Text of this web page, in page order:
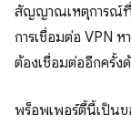
สัญญาณเหตุการณ์ที่
การเชื่อมต่อ VPN
ต้องเชื่อมต่ออีกครั้ง
พร็อพเพอร์ตี้นี้เป็นข